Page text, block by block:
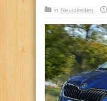
in Neuigkeiten